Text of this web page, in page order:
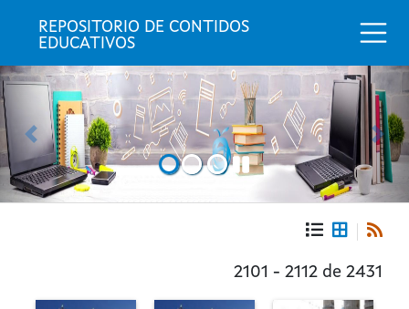
REPOSITORIO DE CONTIDOS
EDUCATIVOS
Anterior
de
2101 - 2112 de 2431